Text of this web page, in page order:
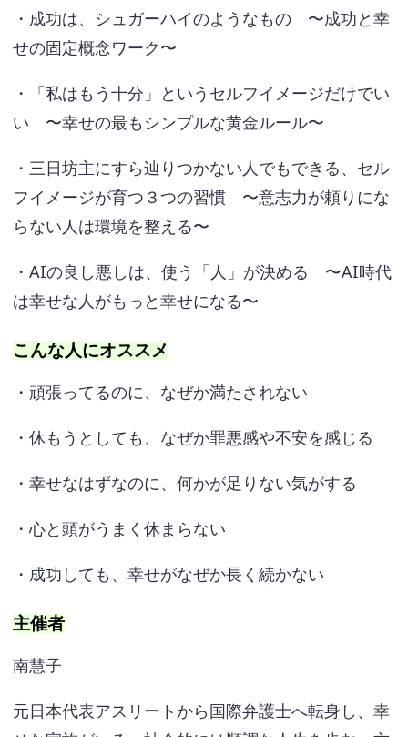
・成功は、シュガーハイのようなもの 〜成功と幸
せの固定概念ワーク〜
・「私はもう十分」というセルフイメージだけでい
い 〜幸せの最もシンプルな黄金ルール〜
・三日坊主にすら辿りつかない人でもできる、セル
フイメージが育つ３つの習慣 〜意志力が頼りにな
らない人は環境を整える〜
・AIの良し悪しは、使う「人」が決める 〜AI時代
は幸せな人がもっと幸せになる〜
こんな人にオススメ
・頑張ってるのに、なぜか満たされない
・休もうとしても、なぜか罪悪感や不安を感じる
・幸せなはずなのに、何かが足りない気がする
・心と頭がうまく休まらない
・成功しても、幸せがなぜか長く続かない
主催者
南慧子
元日本代表アスリートから国際弁護士へ転身し、幸